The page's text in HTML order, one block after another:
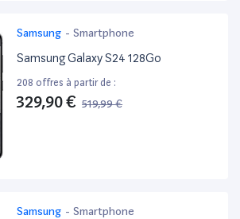
Samsung - Smartphone
Samsung Galaxy S24 128Go
208 offres à partir de :
329,90 € 519,99 €
Samsung - Smartphone